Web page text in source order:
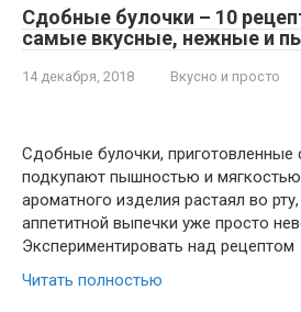
Сдобные булочки – 10
самые вкусные, нежные и
14 декабря, 2018 Вкусно и просто
Сдобные булочки, приготовленные
подкупают пышностью и
ароматного изделия растаял во
аппетитной выпечки уже просто
Экспериментировать над рецептом
Читать полностью